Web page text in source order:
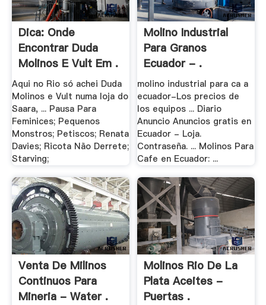
Dica: Onde
Encontrar Duda
Molinos E Vult Em .
Aqui no Rio só achei Duda
Molinos e Vult numa loja do
Saara, ... Pausa Para
Feminices; Pequenos
Monstros; Petiscos; Renata
Davies; Ricota Não Derrete;
Starving;
Molino Industrial
Para Granos
Ecuador - .
molino industrial para ca a
ecuador-Los precios de
los equipos ... Diario
Anuncio Anuncios gratis en
Ecuador - Loja.
Contraseña. ... Molinos Para
Cafe en Ecuador: ...
Venta De Milinos
Continuos Para
Mineria - Water .
Molinos Rio De La
Plata Aceites -
Puertas .